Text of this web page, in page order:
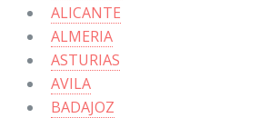
ALICANTE
ALMERIA
ASTURIAS
AVILA
BADAJOZ